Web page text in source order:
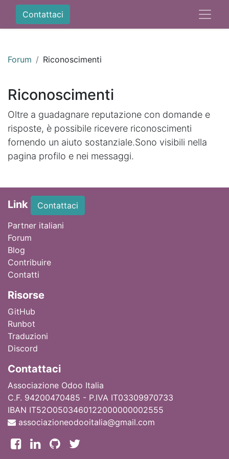
Contattaci
Forum Riconoscimenti
Riconoscimenti
Oltre a guadagnare reputazione con domande e
risposte, è possibile ricevere riconoscimenti
fornendo un aiuto sostanziale.Sono visibili nella
pagina profilo e nei messaggi.
Link
Contattaci
Partner italiani
Forum
Blog
Contribuire
Contatti
Risorse
GitHub
Runbot
Traduzioni
Discord
Contattaci
Associazione Odoo Italia
C.F. 94200470485 - P.IVA IT03309970733
IBAN IT52O0503460122000000002555
associazioneodooitalia@gmail.com